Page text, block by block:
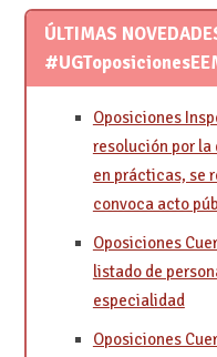
ÚLTIMAS
Oposiciones
resolución por la
en prácticas, se
convoca acto
Oposiciones
listado de
especialidad
Oposiciones